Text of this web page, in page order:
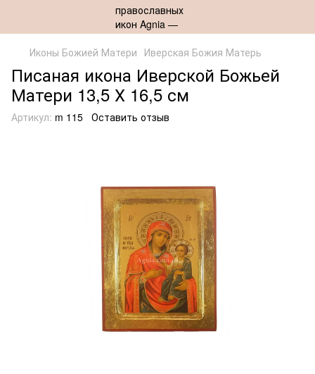
Иконы Божией Матери Иверская Божия Матерь
Писаная икона Иверской Божьей
Матери 13,5 Х 16,5 см
Артикул: m 115 Оставить отзыв